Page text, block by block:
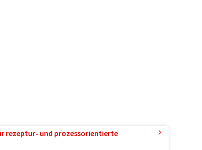
rezeptur- und prozessorientierte